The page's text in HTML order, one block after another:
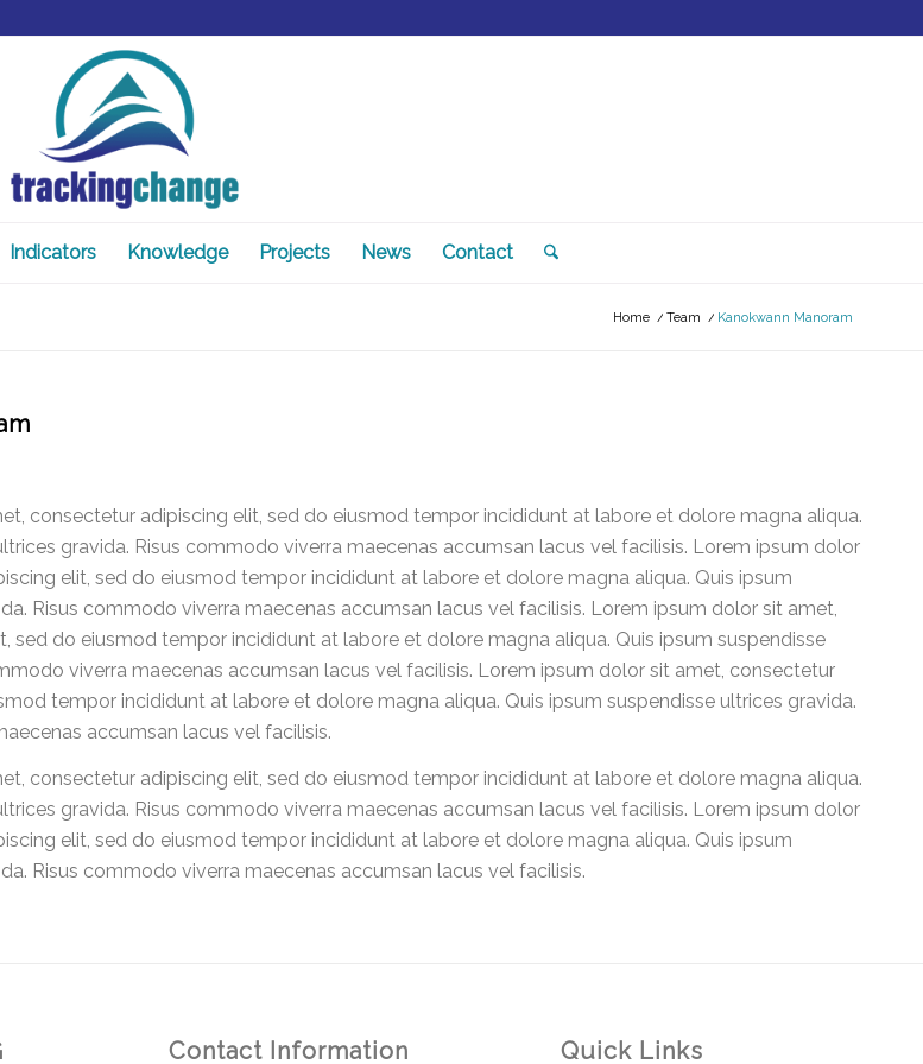
Indicators Knowledge Projects News Contact
Home / Team / Kanokwann Manoram
consectetur adipiscing elit, sed do eiusmod tempor incididunt at labore et dolore magna aliqua.
gravida. Risus commodo viverra maecenas accumsan lacus vel facilisis. Lorem ipsum dolor
elit, sed do eiusmod tempor incididunt at labore et dolore magna aliqua. Quis ipsum
Risus commodo viverra maecenas accumsan lacus vel facilisis. Lorem ipsum dolor sit amet,
sed do eiusmod tempor incididunt at labore et dolore magna aliqua. Quis ipsum suspendisse
viverra maecenas accumsan lacus vel facilisis. Lorem ipsum dolor sit amet, consectetur
tempor incididunt at labore et dolore magna aliqua. Quis ipsum suspendisse ultrices gravida.
accumsan lacus vel facilisis.
consectetur adipiscing elit, sed do eiusmod tempor incididunt at labore et dolore magna aliqua.
gravida. Risus commodo viverra maecenas accumsan lacus vel facilisis. Lorem ipsum dolor
elit, sed do eiusmod tempor incididunt at labore et dolore magna aliqua. Quis ipsum
Risus commodo viverra maecenas accumsan lacus vel facilisis.
Contact Information Quick Links